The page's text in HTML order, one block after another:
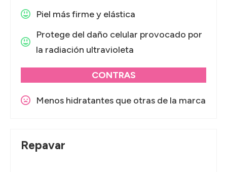
Piel más firme y elástica
Protege del daño celular provocado por
la radiación ultravioleta
CONTRAS
Menos hidratantes que otras de la marca
Repavar